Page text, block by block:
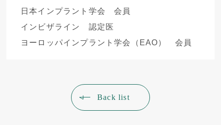
日本インプラント学会 会員
インビザライン 認定医
ヨーロッパインプラント学会（EAO） 会員
Back list